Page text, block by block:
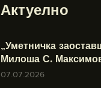
Актуелно
„Уметничка
Милоша С.
07.07.2026